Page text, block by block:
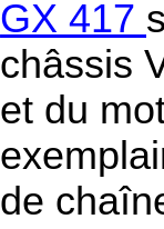
GX 417
châssis
et du
de